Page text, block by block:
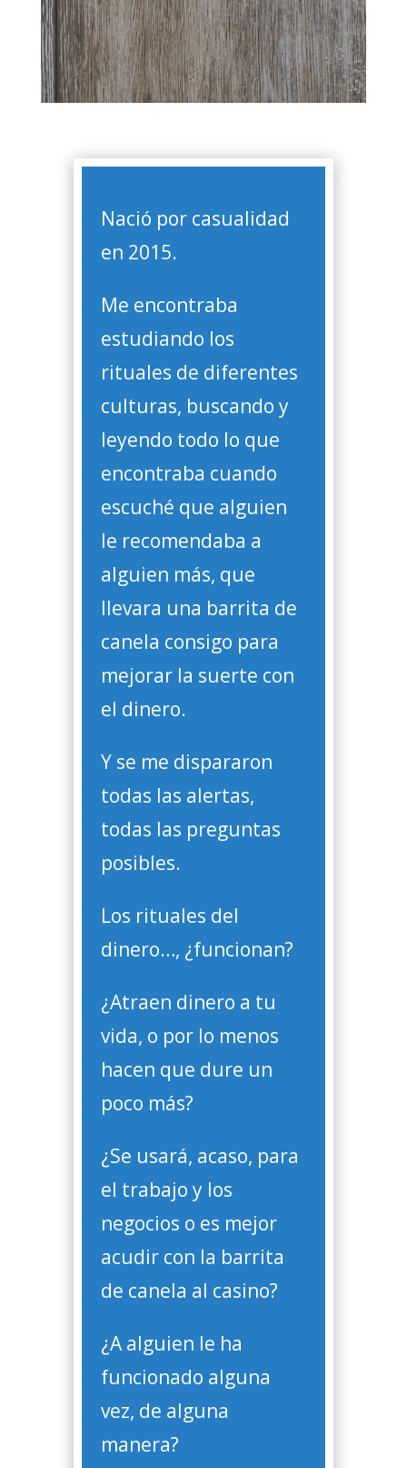
Nació por casualidad
en 2015.
Me encontraba
estudiando los
rituales de diferentes
culturas, buscando y
leyendo todo lo que
encontraba cuando
escuché que alguien
le recomendaba a
alguien más, que
llevara una barrita de
canela consigo para
mejorar la suerte con
el dinero.
Y se me dispararon
todas las alertas,
todas las preguntas
posibles.
Los rituales del
dinero…, ¿funcionan?
¿Atraen dinero a tu
vida, o por lo menos
hacen que dure un
poco más?
¿Se usará, acaso, para
el trabajo y los
negocios o es mejor
acudir con la barrita
de canela al casino?
¿A alguien le ha
funcionado alguna
vez, de alguna
manera?